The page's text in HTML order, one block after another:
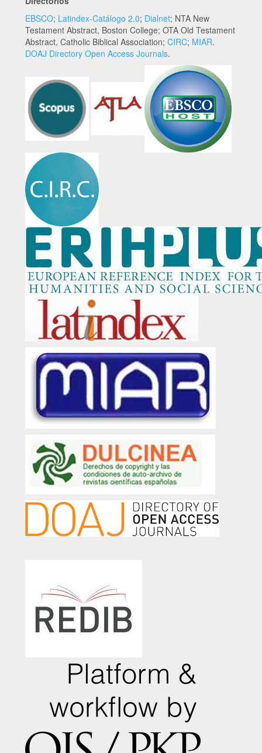
EBSCO; Latindex-Catálogo 2.0; Dialnet; NTA New
Testament Abstract, Boston College; OTA Old Testament
Abstract, Catholic Biblical Association; CIRC; MIAR.
DOAJ Directory Open Access Journals.